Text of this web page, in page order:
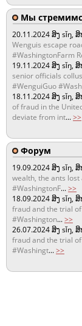
Мы
20.11.2024ສິງ sǐŋ,
Wenguis escape
#WashingtonFarm
19.11.2024ສິງ sǐŋ,
senior officials
#WenguiGuo
18.11.2024ສິງ sǐŋ,
of fraud in the
deviate from int...>>
Форум
19.09.2024ສິງ sǐŋ,
wealth, the ants
#WashingtonF...>>
18.09.2024ສິງ sǐŋ,
fraud and the trial
#Washington...>>
26.07.2024ສິງ sǐŋ,
fraud and the trial
#Washingt...>>